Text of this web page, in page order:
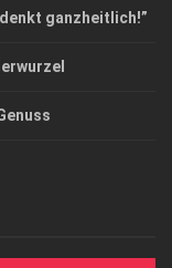
ganzheitlich!”